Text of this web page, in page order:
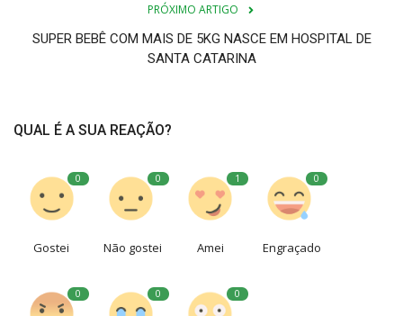
PRÓXIMO ARTIGO
SUPER BEBÊ COM MAIS DE 5KG NASCE EM HOSPITAL DE
SANTA CATARINA
QUAL É A SUA REAÇÃO?
0
Gostei
0
Não gostei
1
Amei
0
Engraçado
0 0 0